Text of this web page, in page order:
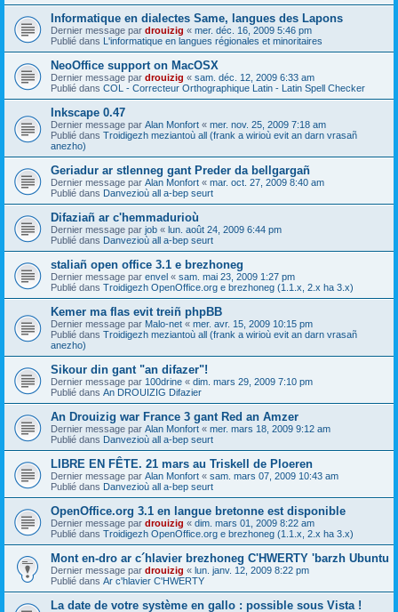
Informatique en dialectes Same, langues des Lapons
Dernier message par drouizig « mer. déc. 16, 2009 5:46 pm
Publié dans L'informatique en langues régionales et minoritaires
NeoOffice support on MacOSX
Dernier message par drouizig « sam. déc. 12, 2009 6:33 am
Publié dans COL - Correcteur Orthographique Latin - Latin Spell Checker
Inkscape 0.47
Dernier message par Alan Monfort « mer. nov. 25, 2009 7:18 am
Publié dans Troidigezh meziantoù all (frank a wirioù evit an darn vrasañ
anezho)
Geriadur ar stlenneg gant Preder da bellgargañ
Dernier message par Alan Monfort « mar. oct. 27, 2009 8:40 am
Publié dans Danvezioù all a-bep seurt
Difaziañ ar c'hemmadurioù
Dernier message par job « lun. août 24, 2009 6:44 pm
Publié dans Danvezioù all a-bep seurt
staliañ open office 3.1 e brezhoneg
Dernier message par envel « sam. mai 23, 2009 1:27 pm
Publié dans Troidigezh OpenOffice.org e brezhoneg (1.1.x, 2.x ha 3.x)
Kemer ma flas evit treiñ phpBB
Dernier message par Malo-net « mer. avr. 15, 2009 10:15 pm
Publié dans Troidigezh meziantoù all (frank a wirioù evit an darn vrasañ
anezho)
Sikour din gant "an difazer"!
Dernier message par 100drine « dim. mars 29, 2009 7:10 pm
Publié dans An DROUIZIG Difazier
An Drouizig war France 3 gant Red an Amzer
Dernier message par Alan Monfort « mer. mars 18, 2009 9:12 am
Publié dans Danvezioù all a-bep seurt
LIBRE EN FÊTE. 21 mars au Triskell de Ploeren
Dernier message par Alan Monfort « sam. mars 07, 2009 10:43 am
Publié dans Danvezioù all a-bep seurt
OpenOffice.org 3.1 en langue bretonne est disponible
Dernier message par drouizig « dim. mars 01, 2009 8:22 am
Publié dans Troidigezh OpenOffice.org e brezhoneg (1.1.x, 2.x ha 3.x)
Mont en-dro ar c´hlavier brezhoneg C'HWERTY 'barzh Ubuntu
Dernier message par drouizig « lun. janv. 12, 2009 8:22 pm
Publié dans Ar c'hlavier C'HWERTY
La date de votre système en gallo : possible sous Vista !